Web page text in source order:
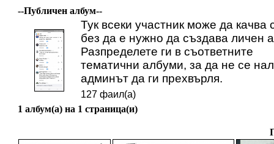
--Публичен албум--
Тук всеки участник може да качва
без да е нужно да създава личен
Разпределете ги в съответните
тематични албуми, за да не се
админът да ги прехвърля.
127 фаил(а)
1 албум(а) на 1 страница(и)